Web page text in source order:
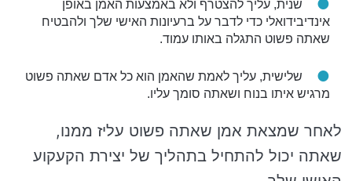
שנית, עליך להצטרף ולא באמצעות האמן באופן
אינדיבידואלי כדי לדבר על ברעיונות האישי שלך ולהבטיח
שאתה פשוט התגלה באותו עמוד.
שלישית, עליך לאמת שהאמן הוא כל אדם שאתה פשוט
מרגיש איתו בנוח ושאתה סומך עליו.
לאחר שמצאת אמן שאתה פשוט עליז ממנו,
שאתה יכול להתחיל בתהליך של יצירת הקעקוע